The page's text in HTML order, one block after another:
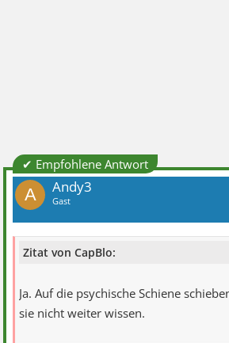
✔ Empfohlene Antwort
A Andy3
Gast
Zitat von CapBlo:
Ja. Auf die psychische Schiene
sie nicht weiter wissen.